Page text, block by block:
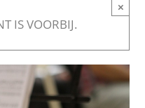
IS VOORBIJ.
×